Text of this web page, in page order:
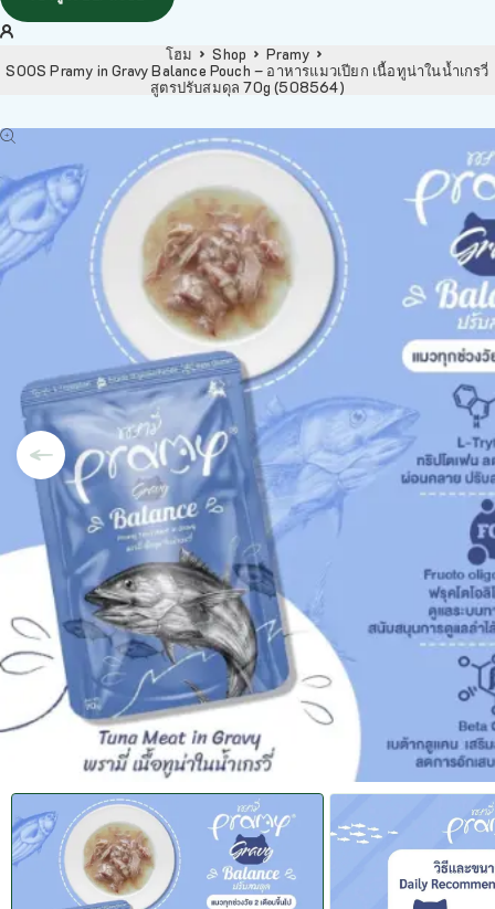
โฮม Shop
Pramy
SOOS Pramy in Gravy Balance Pouch – อาหารแมวเปียก เนื้อทูน่าในน้ำเกรวี่
สูตรปรับสมดุล 70g (508564)